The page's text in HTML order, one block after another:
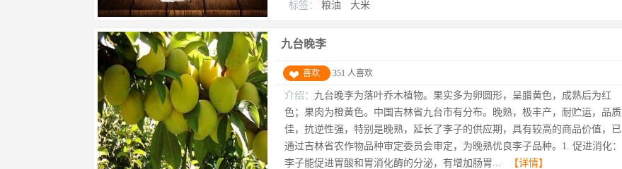
标签： 粮油 大米
九台晚李
喜欢 351 人喜欢
介绍： 九台晚李为落叶乔木植物。果实多为卵圆形，呈腊黄色，成熟后为红
色；果肉为橙黄色。中国吉林省九台市有分布。晚熟，极丰产，耐贮运，品质
佳，抗逆性强，特别是晚熟，延长了李子的供应期，具有较高的商品价值，已
通过吉林省农作物品种审定委员会审定，为晚熟优良李子品种。1. 促进消化：
李子能促进胃酸和胃消化酶的分泌，有增加肠胃...
【详情】